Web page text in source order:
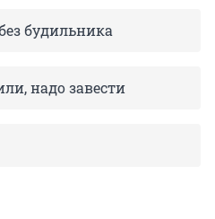
будильника
надо завести